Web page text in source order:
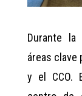
Durante
áreas clave
y el CCO.